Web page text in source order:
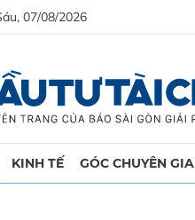
07/08/2026
KINH TẾ GÓC CHUYÊN GIA